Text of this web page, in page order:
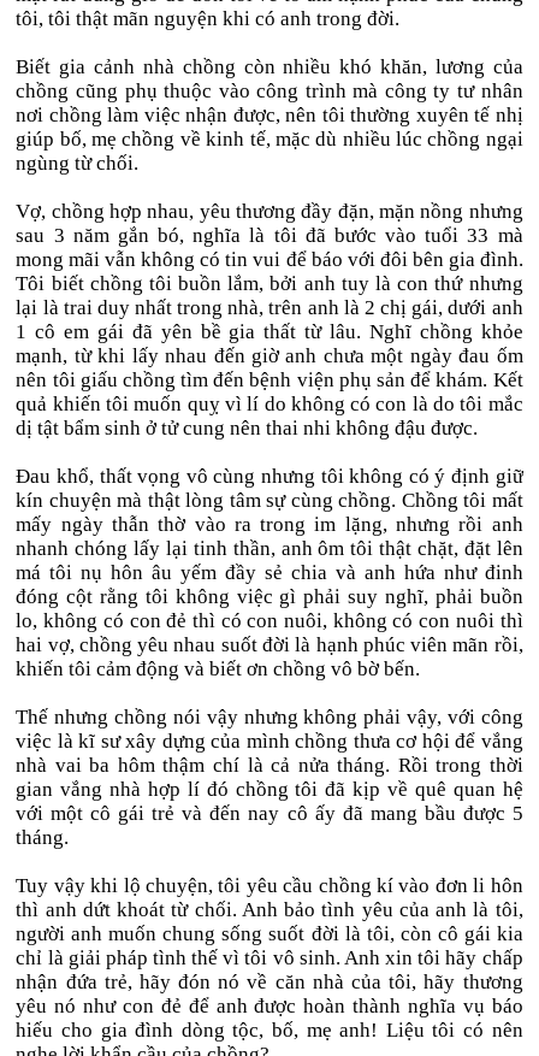
tôi, tôi thật mãn nguyện khi có anh trong đời.
Biết gia cảnh nhà chồng còn nhiều khó khăn, lương của
chồng cũng phụ thuộc vào công trình mà công ty tư nhân
nơi chồng làm việc nhận được, nên tôi thường xuyên tế nhị
giúp bố, mẹ chồng về kinh tế, mặc dù nhiều lúc chồng ngại
ngùng từ chối.
Vợ, chồng hợp nhau, yêu thương đầy đặn, mặn nồng nhưng
sau 3 năm gắn bó, nghĩa là tôi đã bước vào tuổi 33 mà
mong mãi vẫn không có tin vui để báo với đôi bên gia đình.
Tôi biết chồng tôi buồn lắm, bởi anh tuy là con thứ nhưng
lại là trai duy nhất trong nhà, trên anh là 2 chị gái, dưới anh
1 cô em gái đã yên bề gia thất từ lâu. Nghĩ chồng khỏe
mạnh, từ khi lấy nhau đến giờ anh chưa một ngày đau ốm
nên tôi giấu chồng tìm đến bệnh viện phụ sản để khám. Kết
quả khiến tôi muốn quỵ vì lí do không có con là do tôi mắc
dị tật bẩm sinh ở tử cung nên thai nhi không đậu được.
Đau khổ, thất vọng vô cùng nhưng tôi không có ý định giữ
kín chuyện mà thật lòng tâm sự cùng chồng. Chồng tôi mất
mấy ngày thẫn thờ vào ra trong im lặng, nhưng rồi anh
nhanh chóng lấy lại tinh thần, anh ôm tôi thật chặt, đặt lên
má tôi nụ hôn âu yếm đầy sẻ chia và anh hứa như đinh
đóng cột rằng tôi không việc gì phải suy nghĩ, phải buồn
lo, không có con đẻ thì có con nuôi, không có con nuôi thì
hai vợ, chồng yêu nhau suốt đời là hạnh phúc viên mãn rồi,
khiến tôi cảm động và biết ơn chồng vô bờ bến.
Thế nhưng chồng nói vậy nhưng không phải vậy, với công
việc là kĩ sư xây dựng của mình chồng thưa cơ hội để vắng
nhà vai ba hôm thậm chí là cả nửa tháng. Rồi trong thời
gian vắng nhà hợp lí đó chồng tôi đã kịp về quê quan hệ
với một cô gái trẻ và đến nay cô ấy đã mang bầu được 5
tháng.
Tuy vậy khi lộ chuyện, tôi yêu cầu chồng kí vào đơn li hôn
thì anh dứt khoát từ chối. Anh bảo tình yêu của anh là tôi,
người anh muốn chung sống suốt đời là tôi, còn cô gái kia
chỉ là giải pháp tình thế vì tôi vô sinh. Anh xin tôi hãy chấp
nhận đứa trẻ, hãy đón nó về căn nhà của tôi, hãy thương
yêu nó như con đẻ để anh được hoàn thành nghĩa vụ báo
hiếu cho gia đình dòng tộc, bố, mẹ anh! Liệu tôi có nên